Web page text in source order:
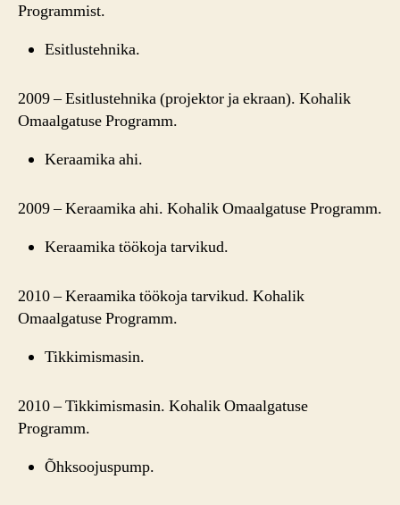
Programmist.
Esitlustehnika.
2009 – Esitlustehnika (projektor ja ekraan). Kohalik
Omaalgatuse Programm.
Keraamika ahi.
2009 – Keraamika ahi. Kohalik Omaalgatuse Programm.
Keraamika töökoja tarvikud.
2010 – Keraamika töökoja tarvikud. Kohalik
Omaalgatuse Programm.
Tikkimismasin.
2010 – Tikkimismasin. Kohalik Omaalgatuse
Programm.
Õhksoojuspump.